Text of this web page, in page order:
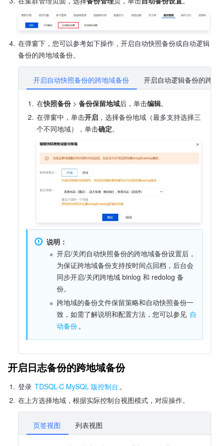
4. 在弹窗下，您可以参考如下操作，开启自动快照备份或自动逻辑
备份的跨地域备份。
开启自动快照备份的跨地域备份 开启自动逻辑备份的跨
1. 在快照备份 > 备份保留地域后，单击编辑。
2. 在弹窗中，单击开启 ，选择备份地域（最多支持选择三
个不同地域），单击确定。
说明：
开启/关闭自动快照备份的跨地域备份设置后，
为保证跨地域备份支持按时间点回档，后台会
同步开启/关闭跨地域 binlog 和 redolog 备
份。
跨地域的备份文件保留策略和自动快照备份一
致，如需了解说明和配置方法，您可以参见 自
动备份 。
开启日志备份的跨地域备份
1. 登录 TDSQL-C MySQL 版控制台 。
2. 在上方选择地域，根据实际控制台视图模式，对应操作。
页签视图 列表视图